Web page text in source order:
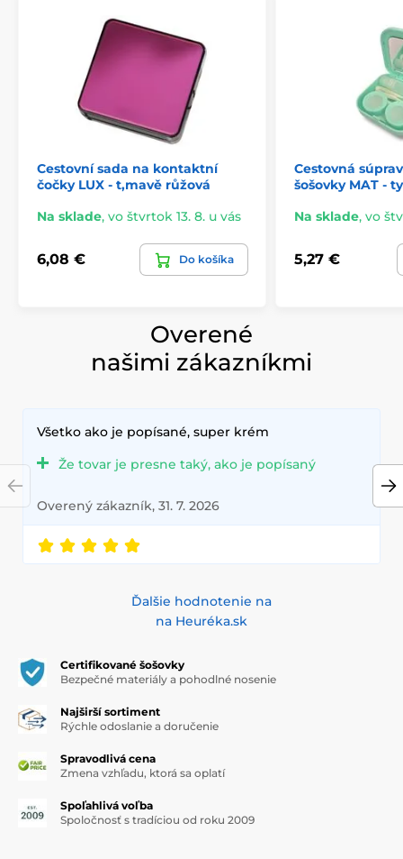
Cestovní sada na kontaktní
čočky LUX - t,mavě růžová
Na sklade, vo štvrtok 13. 8. u vás
6,08 € Do košíka
Cestovná
šošovky MAT -
Na sklade, vo
5,27 €
Overené
našimi zákazníkmi
Všetko ako je popísané, super krém
Že tovar je presne taký, ako je popísaný
Overený zákazník, 31. 7. 2026
Ďalšie hodnotenie na
na Heuréka.sk
Certifikované šošovky
Bezpečné materiály a pohodlné nosenie
Najširší sortiment
Rýchle odoslanie a doručenie
Spravodlivá cena
Zmena vzhľadu, ktorá sa oplatí
Spoľahlivá voľba
Spoločnosť s tradíciou od roku 2009